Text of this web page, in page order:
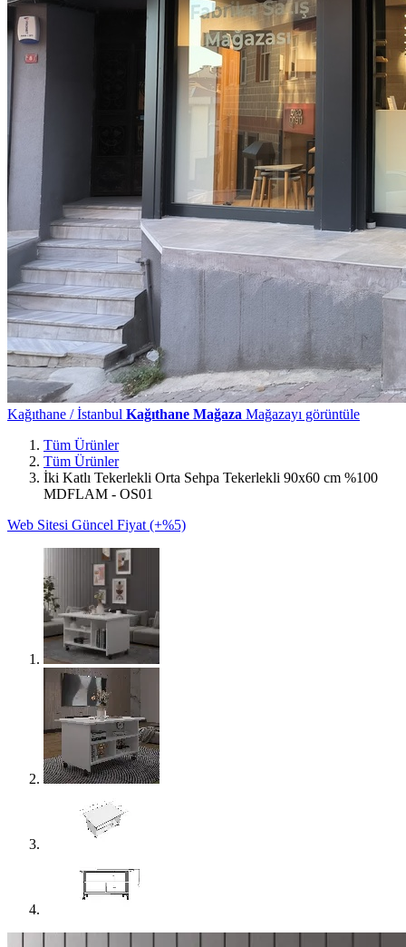
Kağıthane / İstanbul Kağıthane Mağaza Mağazayı görüntüle
Tüm Ürünler
Tüm Ürünler
İki Katlı Tekerlekli Orta Sehpa Tekerlekli 90x60 cm %100
MDFLAM - OS01
Web Sitesi Güncel Fiyat (+%5)